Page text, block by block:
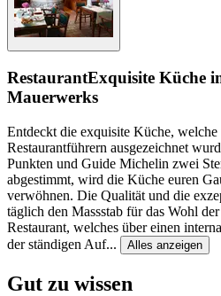
RestaurantExquisite Küche
Mauerwerks
Entdeckt die exquisite Küche,
Restaurantführern ausgezeichnet
Punkten und Guide Michelin zwei
abgestimmt, wird die Küche euren
verwöhnen. Die Qualität und die
täglich den Massstab für das Wohl
Restaurant, welches über einen
der ständigen Auf... Alles anzeigen
Gut zu wissen